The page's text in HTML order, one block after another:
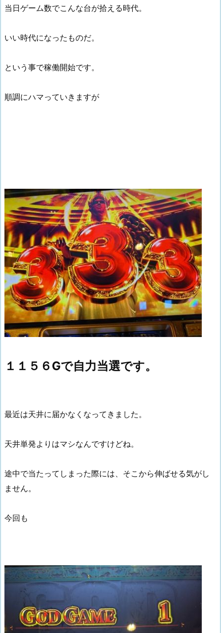
当日ゲーム数でこんな台が拾える時代。
いい時代になったものだ。
という事で稼働開始です。
順調にハマっていきますが
１１５６Gで自力当選です。
最近は天井に届かなくなってきました。
天井単発よりはマシなんですけどね。
途中で当たってしまった際には、そこから伸ばせる気がし
ません。
今回も